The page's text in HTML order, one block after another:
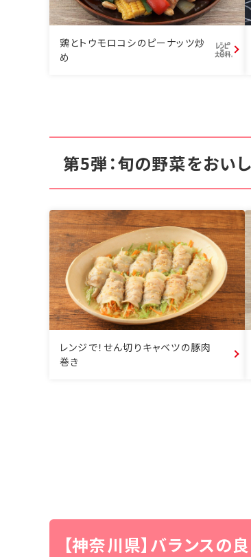
鶏とトウモロコシのピーナッツ炒
め
第5弾：旬の野菜をおい
レンジで！せん切りキャベツの豚肉
巻き
【神奈川県】バランスの